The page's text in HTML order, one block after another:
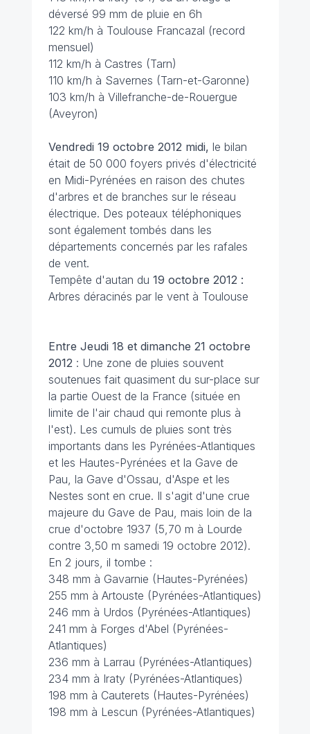
déversé 99 mm de pluie en 6h
122 km/h à Toulouse Francazal (record
mensuel)
112 km/h à Castres (Tarn)
110 km/h à Savernes (Tarn-et-Garonne)
103 km/h à Villefranche-de-Rouergue
(Aveyron)
Vendredi 19 octobre 2012 midi, le bilan
était de 50 000 foyers privés d'électricité
en Midi-Pyrénées en raison des chutes
d'arbres et de branches sur le réseau
électrique. Des poteaux téléphoniques
sont également tombés dans les
départements concernés par les rafales
de vent.
Tempête d'autan du 19 octobre 2012 :
Arbres déracinés par le vent à Toulouse
Entre Jeudi 18 et dimanche 21 octobre
2012 : Une zone de pluies souvent
soutenues fait quasiment du sur-place sur
la partie Ouest de la France (située en
limite de l'air chaud qui remonte plus à
l'est). Les cumuls de pluies sont très
importants dans les Pyrénées-Atlantiques
et les Hautes-Pyrénées et la Gave de
Pau, la Gave d'Ossau, d'Aspe et les
Nestes sont en crue. Il s'agit d'une crue
majeure du Gave de Pau, mais loin de la
crue d'octobre 1937 (5,70 m à Lourde
contre 3,50 m samedi 19 octobre 2012).
En 2 jours, il tombe :
348 mm à Gavarnie (Hautes-Pyrénées)
255 mm à Artouste (Pyrénées-Atlantiques)
246 mm à Urdos (Pyrénées-Atlantiques)
241 mm à Forges d'Abel (Pyrénées-
Atlantiques)
236 mm à Larrau (Pyrénées-Atlantiques)
234 mm à Iraty (Pyrénées-Atlantiques)
198 mm à Cauterets (Hautes-Pyrénées)
198 mm à Lescun (Pyrénées-Atlantiques)